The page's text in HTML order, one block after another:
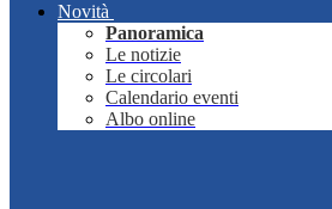
Novità
Panoramica
Le notizie
Le circolari
Calendario eventi
Albo online